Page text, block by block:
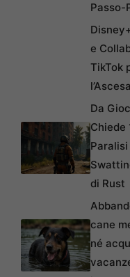
Passo-
e
TikTok
Da
Chiede
di Rust
cane
né